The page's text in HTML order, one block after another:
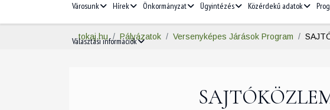
Városunk Hírek Önkormányzat Ügyintézés Közérdekű adatok
Választási információk
tokaj.hu Pályázatok Versenyképes Járások Program